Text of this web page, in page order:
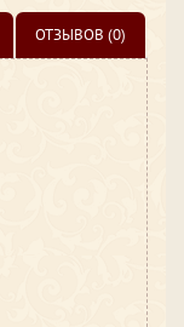
ОТЗЫВОВ (0)